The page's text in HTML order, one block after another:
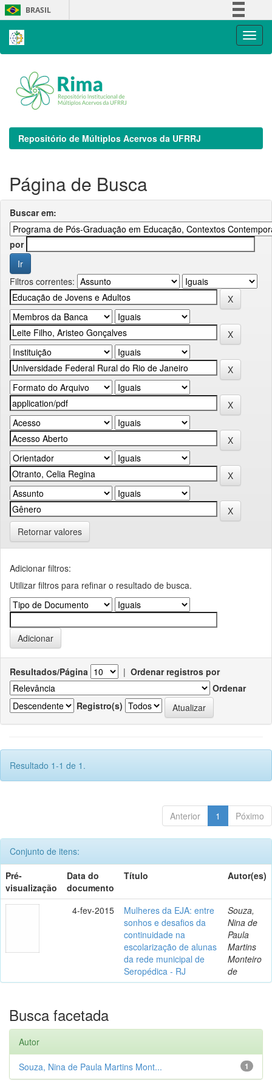
Skip
navigation
BRASIL
Repositório de Múltiplos Acervos da UFRRJ
Página de Busca
Buscar em:
por
Filtros correntes:
Retornar valores
Adicionar filtros:
Utilizar filtros para refinar o resultado de busca.
Resultados/Página | Ordenar registros por
Ordenar
Registro(s)
Resultado 1-1 de 1.
Anterior 1 Póximo
Conjunto de itens:
Pré-
visualização
Data do
documento
Título Autor(es)
4-fev-2015
Mulheres da EJA: entre
sonhos e desafios da
continuidade na
escolarização de alunas
da rede municipal de
Seropédica - RJ
Souza,
Nina de
Paula
Martins
Monteiro
de
Busca facetada
Autor
1
Souza, Nina de Paula Martins Mont...